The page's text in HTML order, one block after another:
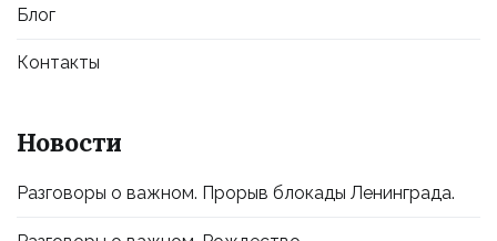
Блог
Контакты
Новости
Разговоры о важном. Прорыв блокады Ленинграда.